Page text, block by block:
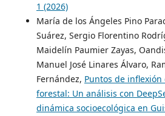
1 (2026)
María de los Ángeles Pino
Suárez, Sergio Florentino
Maidelín Paumier Zayas,
Manuel José Linares Álvaro,
Fernández, Puntos de
forestal: Un análisis con
dinámica socioecológica en